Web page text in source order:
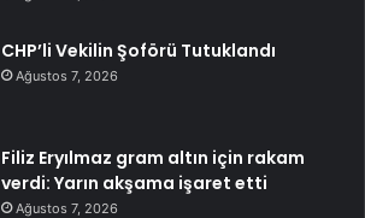
CHP’li Vekilin Şoförü Tutuklandı
Ağustos 7, 2026
Filiz Eryılmaz gram altın için rakam
verdi: Yarın akşama işaret etti
Ağustos 7, 2026